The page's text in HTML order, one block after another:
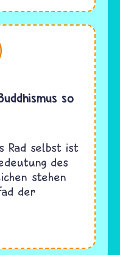
so
Rad selbst ist
des
stehen
der